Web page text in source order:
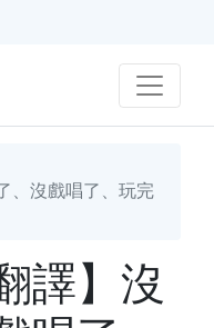
、沒戲唱了、玩完
譯】沒